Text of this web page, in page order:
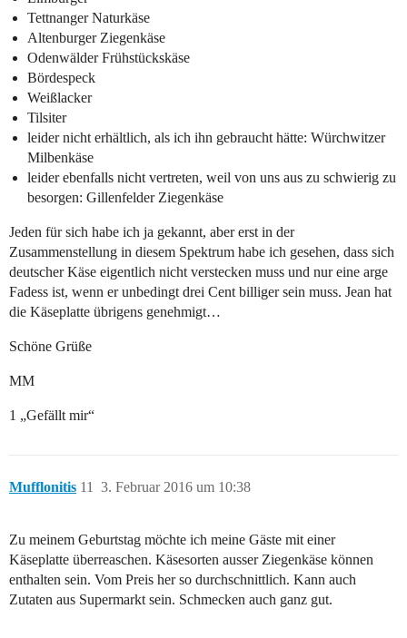
Tettnanger Naturkäse
Altenburger Ziegenkäse
Odenwälder Frühstückskäse
Bördespeck
Weißlacker
Tilsiter
leider nicht erhältlich, als ich ihn gebraucht hätte: Würchwitzer
Milbenkäse
leider ebenfalls nicht vertreten, weil von uns aus zu schwierig zu
besorgen: Gillenfelder Ziegenkäse
Jeden für sich habe ich ja gekannt, aber erst in der
Zusammenstellung in diesem Spektrum habe ich gesehen, dass sich
deutscher Käse eigentlich nicht verstecken muss und nur eine arge
Fadess ist, wenn er unbedingt drei Cent billiger sein muss. Jean hat
die Käseplatte übrigens genehmigt…
Schöne Grüße
MM
1 „Gefällt mir“
Mufflonitis 3. Februar 2016 um 10:38
11
Zu meinem Geburtstag möchte ich meine Gäste mit einer
Käseplatte überreaschen. Käsesorten ausser Ziegenkäse können
enthalten sein. Vom Preis her so durchschnittlich. Kann auch
Zutaten aus Supermarkt sein. Schmecken auch ganz gut.